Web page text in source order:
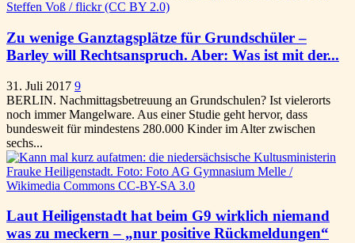
Zu wenige Ganztagsplätze für Grundschüler –
Barley will Rechtsanspruch. Aber: Was ist mit der...
31. Juli 2017 9
BERLIN. Nachmittagsbetreuung an Grundschulen? Ist vielerorts
noch immer Mangelware. Aus einer Studie geht hervor, dass
bundesweit für mindestens 280.000 Kinder im Alter zwischen
sechs...
Laut Heiligenstadt hat beim G9 wirklich niemand
was zu meckern – „nur positive Rückmeldungen“